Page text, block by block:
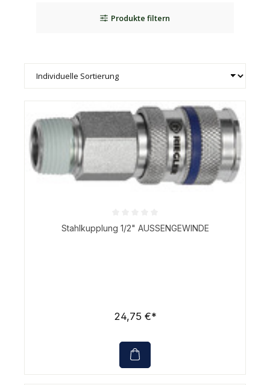
Produkte filtern
Durchschnittliche Bewertung von 0 von 5 Sternen
Stahlkupplung 1/2" AUSSENGEWINDE
24,75 €*